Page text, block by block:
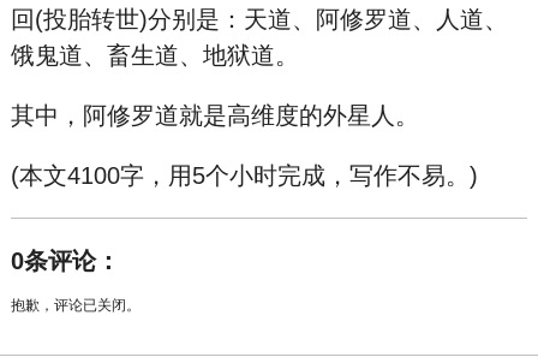
回(投胎转世)分别是：天道、阿修罗道、人道、
饿鬼道、畜生道、地狱道。
其中，阿修罗道就是高维度的外星人。
(本文4100字，用5个小时完成，写作不易。)
0条评论：
抱歉，评论已关闭。